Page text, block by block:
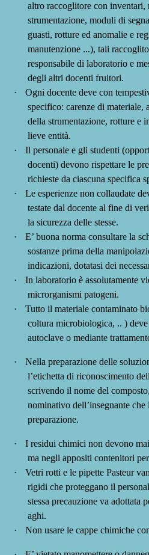
altro raccoglitore con
strumentazione, moduli di
guasti, rotture ed anomalie e
manutenzione ...), tali
responsabile di laboratorio e
degli altri docenti fruitori.
·
Ogni docente deve con
specifico: carenze di materiale,
della strumentazione, rotture e
lieve entità.
·
Il personale e gli studenti
docenti) devono rispettare le
richieste da ciascuna specifica
·
Le esperienze non collaudate
testate dal docente al fine di
la sicurezza delle stesse.
·
E’ buona norma consultare la
sostanze prima della
indicazioni, dotatasi dei
·
In laboratorio è assolutamente
microrganismi patogeni.
·
Tutto ilmateriale contaminato
coltura microbiologica, .. )
autoclave o mediante
·
Nella preparazione delle
l’etichetta di riconoscimento
scrivendo il nome del
nominativo dell’insegnante che
preparazione.
·
I residui chimici non devono
ma negli appositi contenitori
·
Vetri rottie lepipette Pasteur
rigidi che proteggano il
stessa precauzione va adottata
aghi.
·
Non usare lecappe chimiche